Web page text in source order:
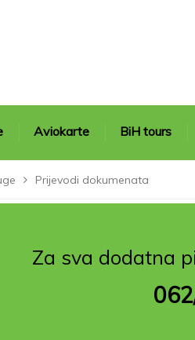
Aviokarte BiH tours
Prijevodi dokumenata
Za sva dodatna